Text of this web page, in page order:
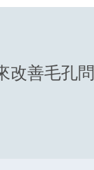
善毛孔